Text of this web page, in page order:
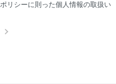
リシーに則った個人情報の取扱い